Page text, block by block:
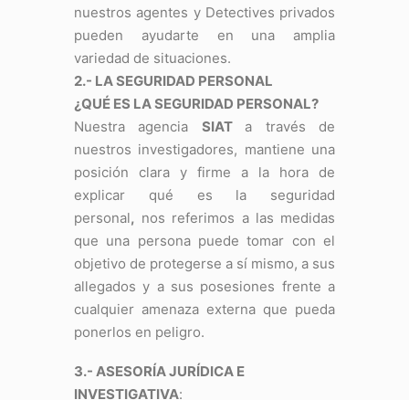
nuestros agentes y Detectives privados
pueden ayudarte en una amplia
variedad de situaciones.
2.- LA SEGURIDAD PERSONAL
¿QUÉ ES LA SEGURIDAD PERSONAL?
Nuestra agencia SIAT a través de
nuestros investigadores, mantiene una
posición clara y firme a la hora de
explicar qué es la seguridad
personal, nos referimos a las medidas
que una persona puede tomar con el
objetivo de protegerse a sí mismo, a sus
allegados y a sus posesiones frente a
cualquier amenaza externa que pueda
ponerlos en peligro.
3.- ASESORÍA JURÍDICA E
INVESTIGATIVA: